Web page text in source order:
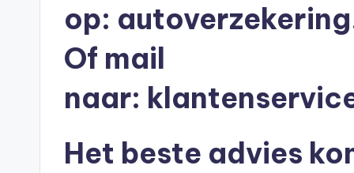
op:
Of mail
naar:
Het beste advies